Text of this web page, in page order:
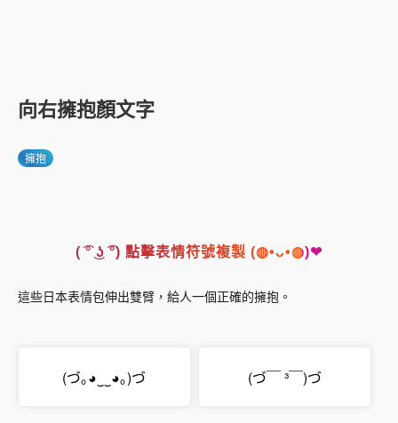
向右擁抱顏文字
擁抱
( ͡° ͜ʖ ͡°) 點擊表情符號複製 (◍•ᴗ•◍)❤
這些日本表情包伸出雙臂，給人一個正確的擁抱。
(づ｡◕‿‿◕｡)づ (づ￣ ³￣)づ